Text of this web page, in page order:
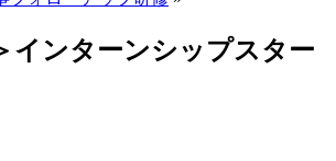
インターンシップスター